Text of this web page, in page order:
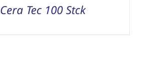
Tec 100 Stck